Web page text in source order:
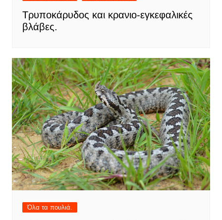
Τρυποκάρυδος και κρανιο-εγκεφαλικές
βλάβες.
Όλα τα πουλιά.